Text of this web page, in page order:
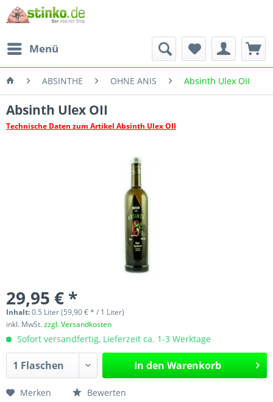
Menü
ABSINTHE OHNE ANIS Absinth Ulex OII
Absinth Ulex OII
Technische Daten zum Artikel Absinth Ulex OII
29,95 € *
Inhalt:0.5 Liter (59,90 € * / 1 Liter)
inkl. MwSt.zzgl. Versandkosten
Sofort versandfertig, Lieferzeit ca. 1-3 Werktage
In den Warenkorb
Merken Bewerten